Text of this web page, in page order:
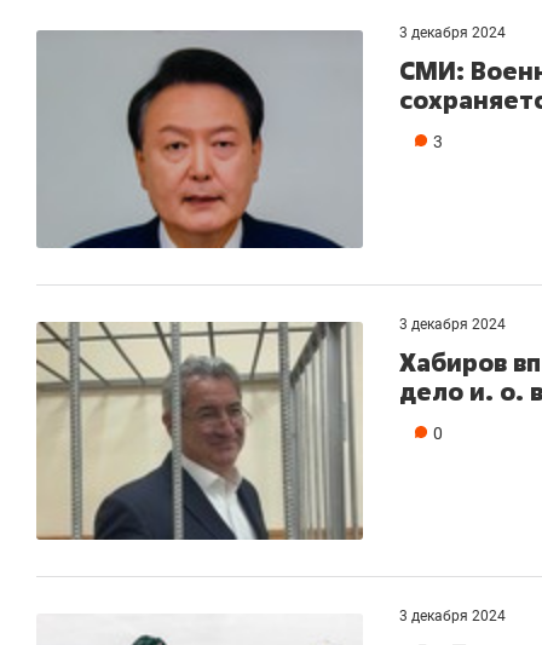
3 декабря 2024
СМИ:
3
3 декабря 2024
Хабиров
дело и. о.
0
3 декабря 2024